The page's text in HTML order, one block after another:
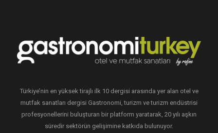
Türkiye’nin en yüksek tirajlı ilk 10 dergisi arasında yer alan otel ve
mutfak sanatları dergisi Gastronomi, turizm ve turizm endüstrisi
profesyonellerini buluşturan bir platform yaratarak, 20 yılı aşkın
süredir sektörün gelişimine katkıda bulunuyor.